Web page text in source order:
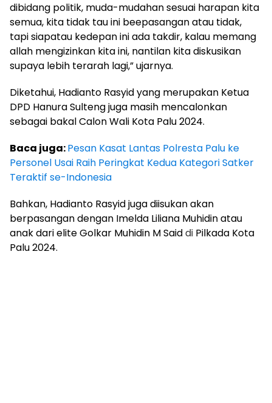
dibidang politik, muda-mudahan sesuai harapan kita
semua, kita tidak tau ini beepasangan atau tidak,
tapi siapatau kedepan ini ada takdir, kalau memang
allah mengizinkan kita ini, nantilan kita diskusikan
supaya lebih terarah lagi,” ujarnya.
Diketahui, Hadianto Rasyid yang merupakan Ketua
DPD Hanura Sulteng juga masih mencalonkan
sebagai bakal Calon Wali Kota Palu 2024.
Baca juga:Pesan Kasat Lantas Polresta Palu ke
Personel Usai Raih Peringkat Kedua Kategori Satker
Teraktif se-Indonesia
Bahkan, Hadianto Rasyid juga diisukan akan
berpasangan dengan Imelda Liliana Muhidin atau
anak dari elite Golkar Muhidin M Saiddi Pilkada Kota
Palu 2024.